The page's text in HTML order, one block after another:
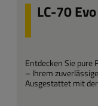
LC-70
Entdecken Sie
– Ihrem
Ausgestattet mit